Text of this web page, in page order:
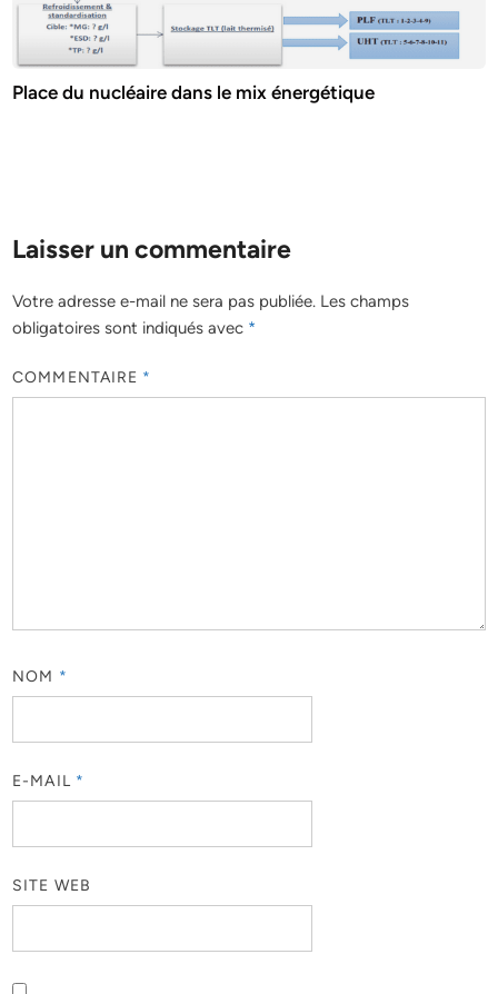
Place du nucléaire dans le mix énergétique
Laisser un commentaire
Votre adresse e-mail ne sera pas publiée. Les champs
obligatoires sont indiqués avec *
COMMENTAIRE *
NOM *
E-MAIL *
SITE WEB